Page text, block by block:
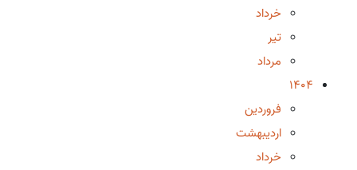
خرداد
تیر
مرداد
1404
فروردین
اردیبهشت
خرداد